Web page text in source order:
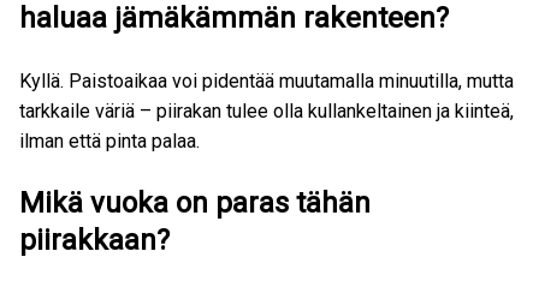
haluaa jämäkämmän rakenteen?
Kyllä. Paistoaikaa voi pidentää muutamalla minuutilla, mutta
tarkkaile väriä – piirakan tulee olla kullankeltainen ja kiinteä,
ilman että pinta palaa.
Mikä vuoka on paras tähän
piirakkaan?